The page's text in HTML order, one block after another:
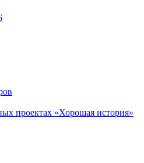
проектах «Хорошая история»